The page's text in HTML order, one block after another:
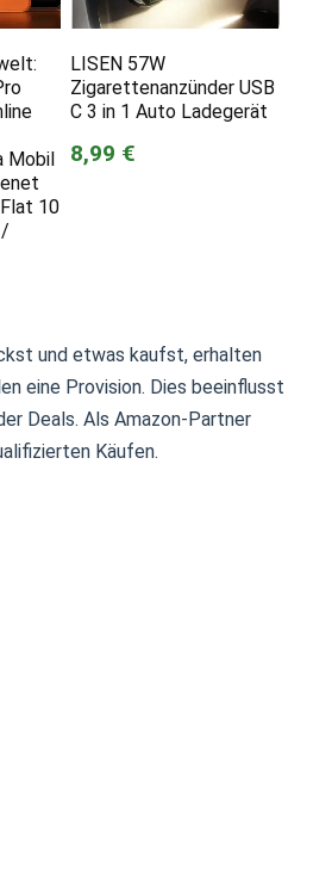
Mobil
10
LISEN 57W
Zigarettenanzünder USB
C 3 in 1 Auto Ladegerät
8,99 €
und etwas kaufst, erhalten
eine Provision. Dies beeinflusst
Deals. Als Amazon-Partner
Käufen.